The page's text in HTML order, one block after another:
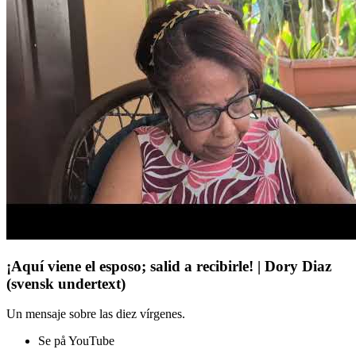
¡Aquí viene el esposo; salid a recibirle! | Dory Diaz
(svensk undertext)
Un mensaje sobre las diez vírgenes.
Se på YouTube